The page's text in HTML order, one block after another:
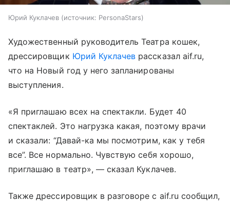
Юрий Куклачев источник: PersonaStars
Художественный руководитель Театра кошек,
дрессировщик Юрий Куклачев рассказал aif.ru,
что на Новый год у него запланированы
выступления.
«Я приглашаю всех на спектакли. Будет 40
спектаклей. Это нагрузка какая, поэтому врачи
и сказали: “Давай-ка мы посмотрим, как у тебя
все”. Все нормально. Чувствую себя хорошо,
приглашаю в театр», — сказал Куклачев.
Также дрессировщик в разговоре с aif.ru сообщил,